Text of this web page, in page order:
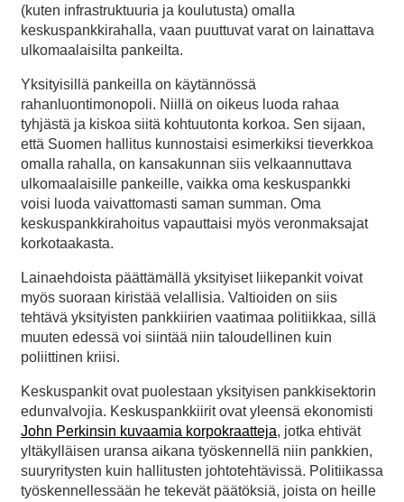
(kuten infrastruktuuria ja koulutusta) omalla
keskuspankkirahalla, vaan puuttuvat varat on lainattava
ulkomaalaisilta pankeilta.
Yksityisillä pankeilla on käytännössä
rahanluontimonopoli. Niillä on oikeus luoda rahaa
tyhjästä ja kiskoa siitä kohtuutonta korkoa. Sen sijaan,
että Suomen hallitus kunnostaisi esimerkiksi tieverkkoa
omalla rahalla, on kansakunnan siis velkaannuttava
ulkomaalaisille pankeille, vaikka oma keskuspankki
voisi luoda vaivattomasti saman summan. Oma
keskuspankkirahoitus vapauttaisi myös veronmaksajat
korkotaakasta.
Lainaehdoista päättämällä yksityiset liikepankit voivat
myös suoraan kiristää velallisia. Valtioiden on siis
tehtävä yksityisten pankkiirien vaatimaa politiikkaa, sillä
muuten edessä voi siintää niin taloudellinen kuin
poliittinen kriisi.
Keskuspankit ovat puolestaan yksityisen pankkisektorin
edunvalvojia. Keskuspankkiirit ovat yleensä ekonomisti
John Perkinsin kuvaamia korpokraatteja, jotka ehtivät
yltäkylläisen uransa aikana työskennellä niin pankkien,
suuryritysten kuin hallitusten johtotehtävissä. Politiikassa
työskennellessään he tekevät päätöksiä, joista on heille